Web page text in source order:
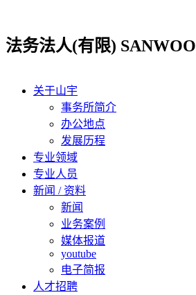
内
法务法人(有限) SANWOO
关于山宇
事务所简介
办公地点
发展历程
专业领域
专业人员
新闻 / 资料
新闻
业务案例
媒体报道
youtube
电子简报
人才招聘